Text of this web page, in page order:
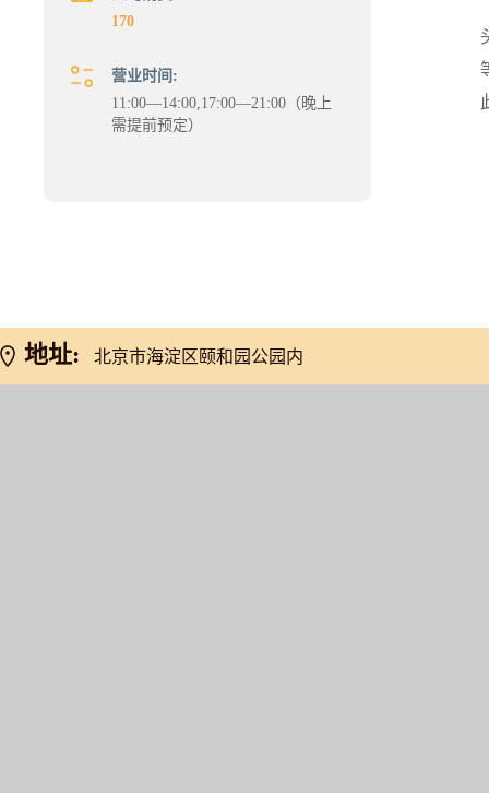
170
营业时间:
11:00—14:00,17:00—21:00（晚上
需提前预定）
地址: 北京市海淀区颐和园公园内